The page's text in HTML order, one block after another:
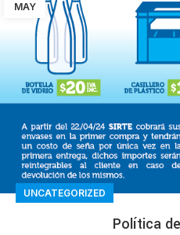
MAY
UNCATEGORIZED
Política